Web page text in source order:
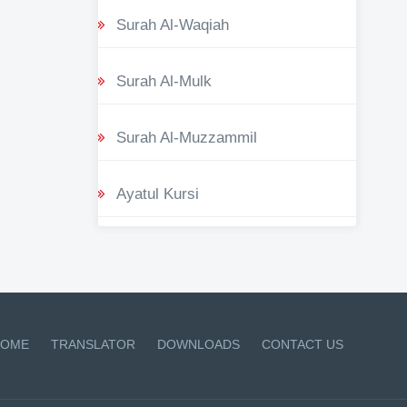
Surah Al-Waqiah
Surah Al-Mulk
Surah Al-Muzzammil
Ayatul Kursi
TRANSLATOR DOWNLOADS CONTACT US